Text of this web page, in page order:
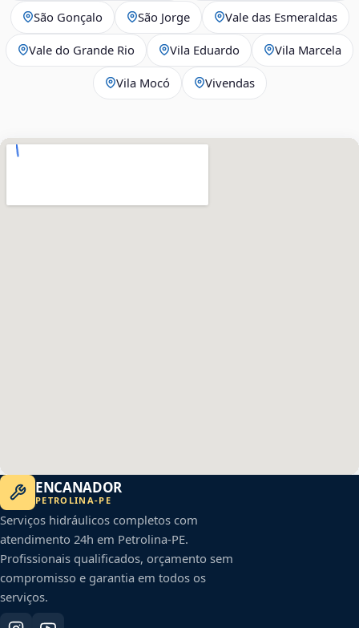
São Gonçalo São Jorge Vale das Esmeraldas
Vale do Grande Rio Vila Eduardo Vila Marcela
Vila Mocó Vivendas
ENCANADOR
PETROLINA-PE
Serviços hidráulicos completos com
atendimento 24h em Petrolina-PE.
Profissionais qualificados, orçamento sem
compromisso e garantia em todos os
serviços.